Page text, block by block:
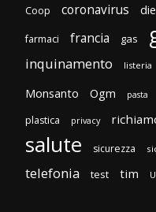
Coop coronavirus
farmaci francia gas
inquinamento listeria
Monsanto Ogm pasta
plastica privacy
salute sicurezza
telefonia test tim